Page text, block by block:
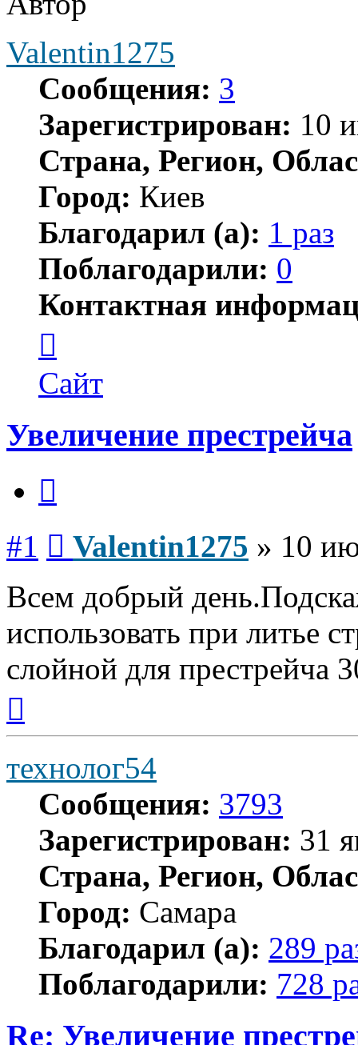
Valentin1275
Сообщения: 3
Зарегистрирован: 10
Страна, Регион,
Город: Киев
Благодарил (а): 1 раз
Поблагодарили: 0
Контактная
пользователя
Valentin1275
Сайт
Увеличение престрейча
#1 Valentin1275 » 10
Всем добрый
использовать при литье
слойной для престрейча
началу
технолог54
Сообщения: 3793
Зарегистрирован: 31
Страна, Регион,
Город: Самара
Благодарил (а): 289
Поблагодарили: 728
Re: Увеличение